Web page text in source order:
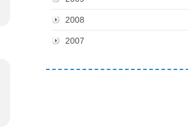
2008
2007